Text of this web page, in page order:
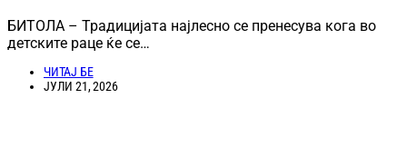
БИТОЛА – Традицијата најлесно се пренесува кога во
детските раце ќе се…
ЧИТАЈ БЕ
ЈУЛИ 21, 2026